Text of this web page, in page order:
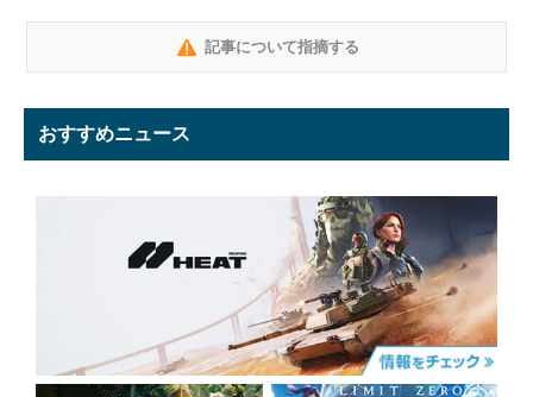
記事について指摘する
おすすめニュース